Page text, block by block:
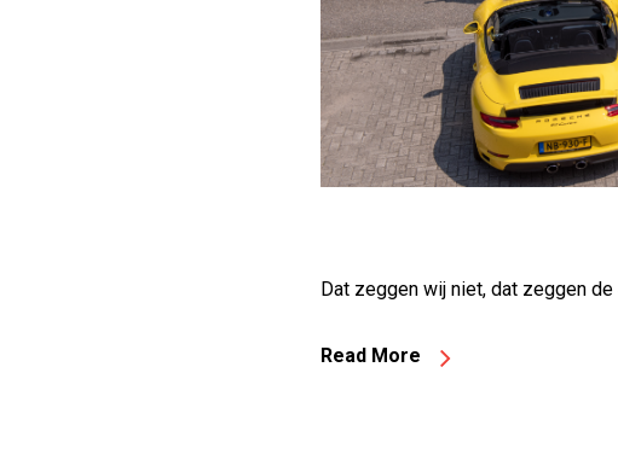
Dat zeggen wij niet, dat zeggen
Read More